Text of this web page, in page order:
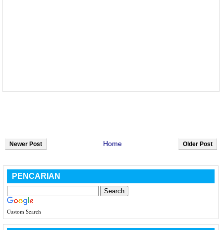
Newer Post Older Post
Home
PENCARIAN
Custom Search